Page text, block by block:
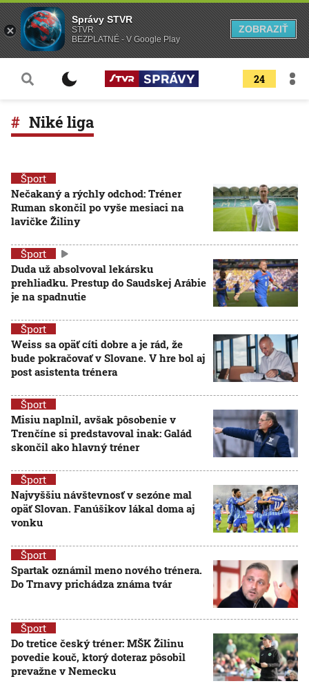
24
Niké liga
Šport
Nečakaný a rýchly odchod: Tréner
Ruman skončil po vyše mesiaci na
lavičke Žiliny
Šport
Duda už absolvoval lekársku
prehliadku. Prestup do Saudskej Arábie
je na spadnutie
Šport
Weiss sa opäť cíti dobre a je rád, že
bude pokračovať v Slovane. V hre bol aj
post asistenta trénera
Šport
Misiu naplnil, avšak pôsobenie v
Trenčíne si predstavoval inak: Galád
skončil ako hlavný tréner
Šport
Najvyššiu návštevnosť v sezóne mal
opäť Slovan. Fanúšikov lákal doma aj
vonku
Šport
Spartak oznámil meno nového trénera.
Do Trnavy prichádza známa tvár
Šport
Do tretice český tréner: MŠK Žilinu
povedie kouč, ktorý doteraz pôsobil
prevažne v Nemecku
Správy STVR
STVR
BEZPLATNÉ - V Google Play
ZOBRAZIŤ